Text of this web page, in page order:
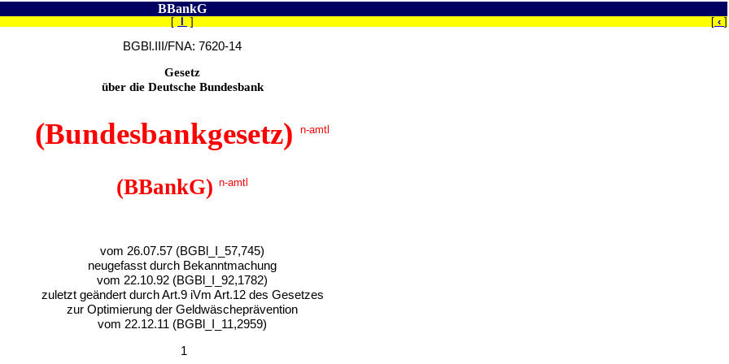
BBankG
[ ] [ ‹ ]
BGBl.III/FNA: 7620-14
Gesetz
über die Deutsche Bundesbank
(Bundesbankgesetz) n-amtl
(BBankG) n-amtl
vom 26.07.57 (BGBl_I_57,745)
neugefasst durch Bekanntmachung
vom 22.10.92 (BGBl_I_92,1782)
zuletzt geändert durch Art.9 iVm Art.12 des Gesetzes
zur Optimierung der Geldwäscheprävention
vom 22.12.11 (BGBl_I_11,2959)
1